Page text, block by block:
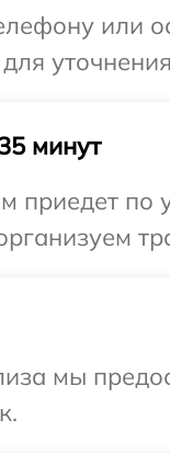
или
минут
приедет по
мы